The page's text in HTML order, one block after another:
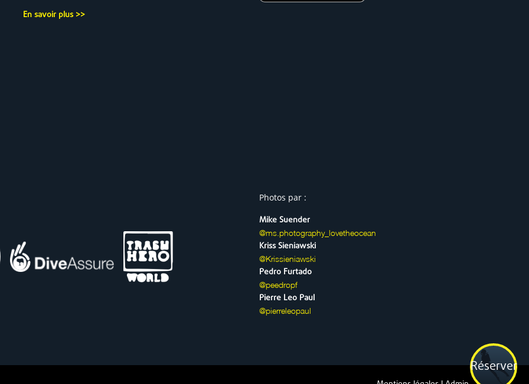
Réserver
En savoir plus >>
Photos par :
Mike Suender
@ms.photography_lovetheocean
Kriss Sieniawski
@Krissieniawski
Pedro Furtado
@peedropf
Pierre Leo Paul
@pierreleopaul